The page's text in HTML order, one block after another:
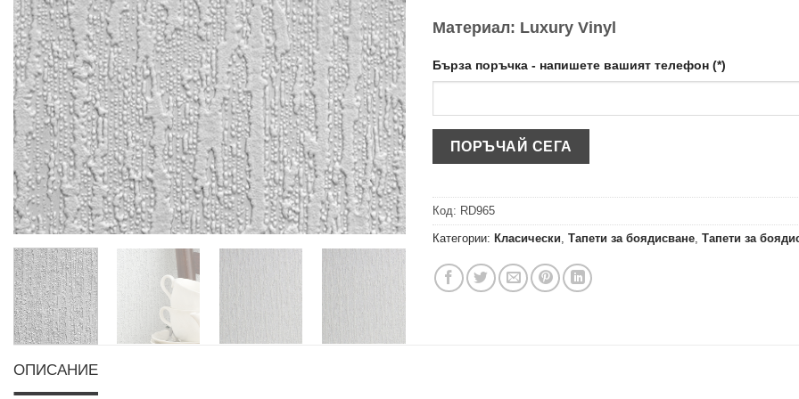
Материал: Luxury Vinyl
Бърза поръчка - напишете вашият телефон (*)
Код: RD965
Категории:Класически ,Тапети за боядисване ,Тапети за
ОПИСАНИЕ